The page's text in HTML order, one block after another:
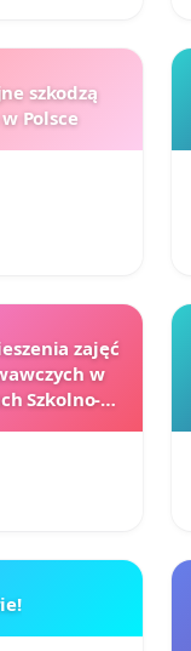
szkodzą
Polsce
zajęć
w
Szkolno-